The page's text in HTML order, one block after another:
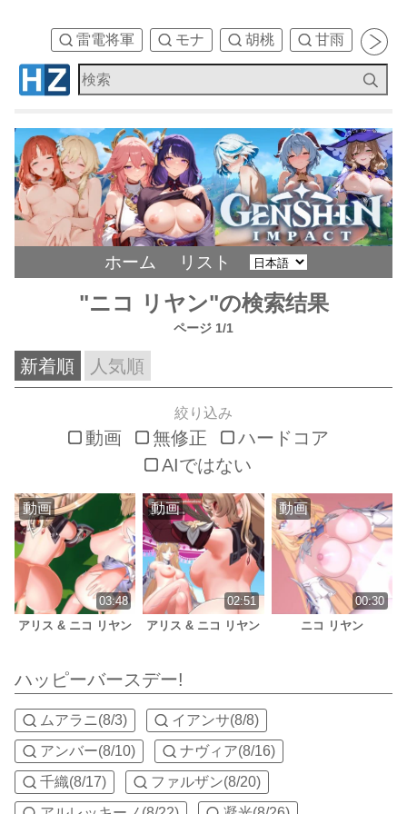
雷電将軍 モナ 胡桃 甘雨 刻
ホーム リスト
"ニコ リヤン"の検索结果
ページ 1/1
新着順 人気順
絞り込み
動画 無修正
ハードコア
AIではない
動画
03:48
アリス & ニコ リヤン
動画
02:51
アリス & ニコ リヤン
動画
00:30
ニコ リヤン
ハッピーバースデー!
ムアラニ(8/3)
イアンサ(8/8)
アンバー(8/10)
ナヴィア(8/16)
千織(8/17)
ファルザン(8/20)